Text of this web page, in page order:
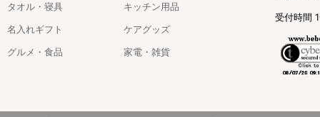
タオル・寝具
キッチン用品
名入れギフト
ケアグッズ
グルメ・食品
家電・雑貨
受付時間